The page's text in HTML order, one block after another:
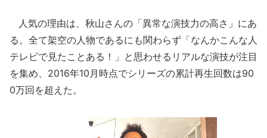
人気の理由は、秋山さんの「異常な演技力の高さ」にあ
る。全て架空の人物であるにも関わらず「なんかこんな人
テレビで見たことある！」と思わせるリアルな演技が注目
を集め、2016年10月時点でシリーズの累計再生回数は90
0万回を超えた。